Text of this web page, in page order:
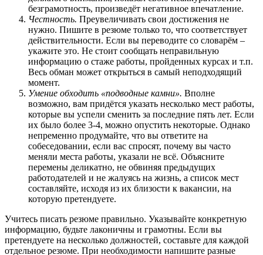
безграмотность, произведёт негативное впечатление.
Честность. Преувеличивать свои достижения не
нужно. Пишите в резюме только то, что соответствует
действительности. Если вы переводите со словарём –
укажите это. Не стоит сообщать неправильную
информацию о стаже работы, пройденных курсах и т.п.
Весь обман может открыться в самый неподходящий
момент.
Умение обходить «подводные камни». Вполне
возможно, вам придётся указать несколько мест работы,
которые вы успели сменить за последние пять лет. Если
их было более 3-4, можно опустить некоторые. Однако
непременно продумайте, что вы ответите на
собеседовании, если вас спросят, почему вы часто
меняли места работы, указали не всё. Объясните
перемены деликатно, не обвиняя предыдущих
работодателей и не жалуясь на жизнь, а список мест
составляйте, исходя из их близости к вакансии, на
которую претендуете.
Учитесь писать резюме правильно. Указывайте конкретную
информацию, будьте лаконичны и грамотны. Если вы
претендуете на несколько должностей, составьте для каждой
отдельное резюме. При необходимости напишите разные